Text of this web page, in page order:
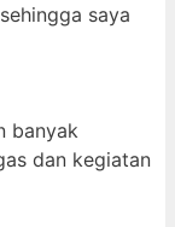
saya
banyak
dan kegiatan